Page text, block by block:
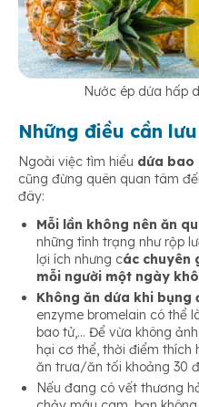
Nước ép dứa hấp
Những điều cần
Ngoài việc tìm hiểu dứa bao
cũng đừng quên quan tâm
đây:
Mỗi lần không nên ăn
những tình trạng như rộp
lợi ích nhưng các chuyên
mỗi người một ngày
Không ăn dứa khi bụng
enzyme bromelain có thể
bao tử,… Để vừa không
hại cơ thể, thời điểm thích
ăn trưa/ăn tối khoảng 30
Nếu đang có vết thương